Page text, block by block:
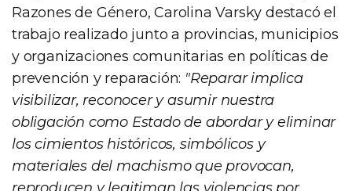
Razones de Género, Carolina Varsky destacó el
trabajo realizado junto a provincias, municipios
y organizaciones comunitarias en políticas de
prevención y reparación: "Reparar implica
visibilizar, reconocer y asumir nuestra
obligación como Estado de abordar y eliminar
los cimientos históricos, simbólicos y
materiales del machismo que provocan,